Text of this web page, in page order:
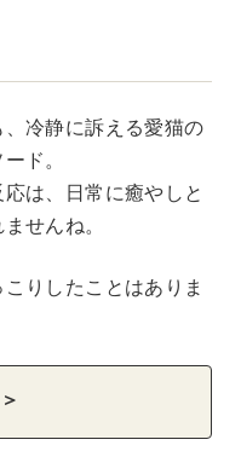
冷静に訴える愛猫の
ド。
は、日常に癒やしと
せんね。
りしたことはありま